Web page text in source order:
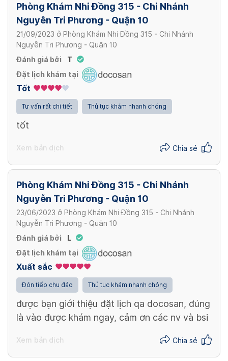
Phòng Khám Nhi Đồng 315 - Chi Nhánh
Nguyễn Tri Phương - Quận 10
21/09/2023 ở Phòng Khám Nhi Đồng 315 - Chi Nhánh
Nguyễn Tri Phương - Quận 10
Đánh giá bởi
T
Đặt lịch khám tại
Tốt
Tư vấn rất chi tiết Thủ tục khám nhanh chóng
tốt
Xem bản dịch Chia sẻ
Phòng Khám Nhi Đồng 315 - Chi Nhánh
Nguyễn Tri Phương - Quận 10
23/06/2023 ở Phòng Khám Nhi Đồng 315 - Chi Nhánh
Nguyễn Tri Phương - Quận 10
Đánh giá bởi
L
Đặt lịch khám tại
Xuất sắc
Đón tiếp chu đáo Thủ tục khám nhanh chóng
được bạn giới thiệu đặt lịch qa docosan, đúng
là vào được khám ngay, cảm ơn các nv và bsi
Xem bản dịch Chia sẻ